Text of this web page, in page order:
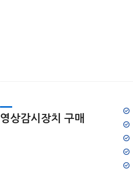
영상감시장치 구매